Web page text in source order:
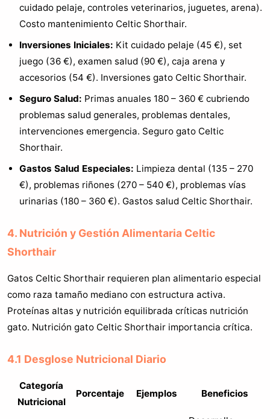
cuidado pelaje, controles veterinarios, juguetes, arena).
Costo mantenimiento Celtic Shorthair.
Inversiones Iniciales: Kit cuidado pelaje (45 €), set
juego (36 €), examen salud (90 €), caja arena y
accesorios (54 €). Inversiones gato Celtic Shorthair.
Seguro Salud: Primas anuales 180 – 360 € cubriendo
problemas salud generales, problemas dentales,
intervenciones emergencia. Seguro gato Celtic
Shorthair.
Gastos Salud Especiales: Limpieza dental (135 – 270
€), problemas riñones (270 – 540 €), problemas vías
urinarias (180 – 360 €). Gastos salud Celtic Shorthair.
4. Nutrición y Gestión Alimentaria Celtic
Shorthair
Gatos Celtic Shorthair requieren plan alimentario especial
como raza tamaño mediano con estructura activa.
Proteínas altas y nutrición equilibrada críticas nutrición
gato. Nutrición gato Celtic Shorthair importancia crítica.
4.1 Desglose Nutricional Diario
Categoría
Nutricional
Porcentaje Ejemplos Beneficios